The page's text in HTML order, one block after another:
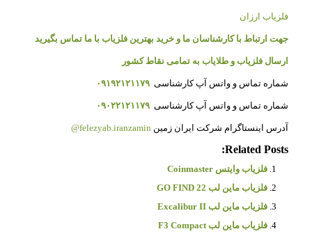
فلزیاب ارزان
جهت ارتباط با کارشناسان ما و خرید بهترین فلزیاب با ما تماس بگیرید
ارسال فلزیاب و طلایاب به تمامی نقاط کشور
شماره تماس و واتس آپ کارشناسی ۰۹۱۹۲۱۲۱۱۷۹
شماره تماس و واتس آپ کارشناسی ۰۹۰۲۲۱۲۱۱۷۹
آدرس اینستاگرام شرکت ایران زمین felezyab.iranzamin@
Related Posts:
فلزیاب وایتس Coinmaster
فلزیاب ماین لب GO FIND 22
فلزیاب ماین لب Excalibur II
فلزیاب ماین لب F3 Compact